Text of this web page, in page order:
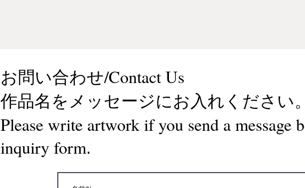
お問い合わせ/Contact Us
作品名をメッセージにお入れください。
Please write artwork if you send a message
inquiry form.